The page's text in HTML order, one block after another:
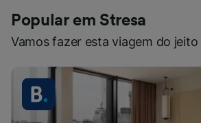
Popular em Stresa
Vamos fazer esta viagem do